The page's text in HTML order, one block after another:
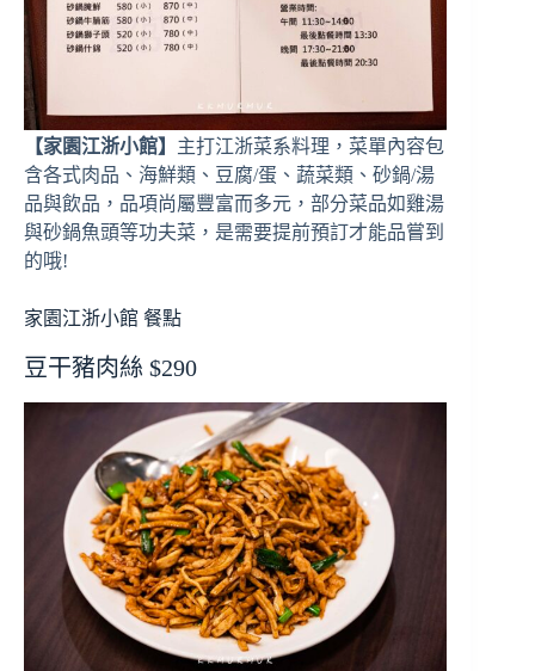
【家園江浙小館】 主打江浙菜系料理，菜單內容包
含各式肉品、海鮮類、豆腐/蛋、蔬菜類、砂鍋/湯
品與飲品，品項尚屬豐富而多元，部分菜品如雞湯
與砂鍋魚頭等功夫菜，是需要提前預訂才能品嘗到
的哦!
家園江浙小館 餐點
豆干豬肉絲 $290